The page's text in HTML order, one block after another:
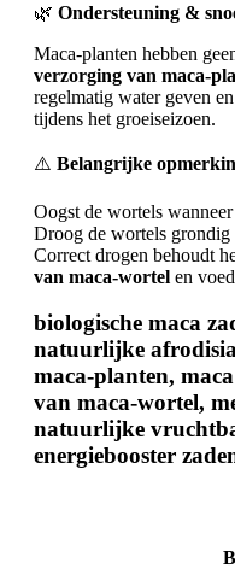
🌿 Ondersteuning &
Maca-planten hebben
verzorging van maca-
regelmatig water geven
tijdens het groeiseizoen.
⚠️ Belangrijke
Oogst de wortels
Droog de wortels grondig
Correct drogen behoudt
van maca-wortel en
biologische maca
natuurlijke
maca-planten,
van maca-wortel,
natuurlijke
energiebooster